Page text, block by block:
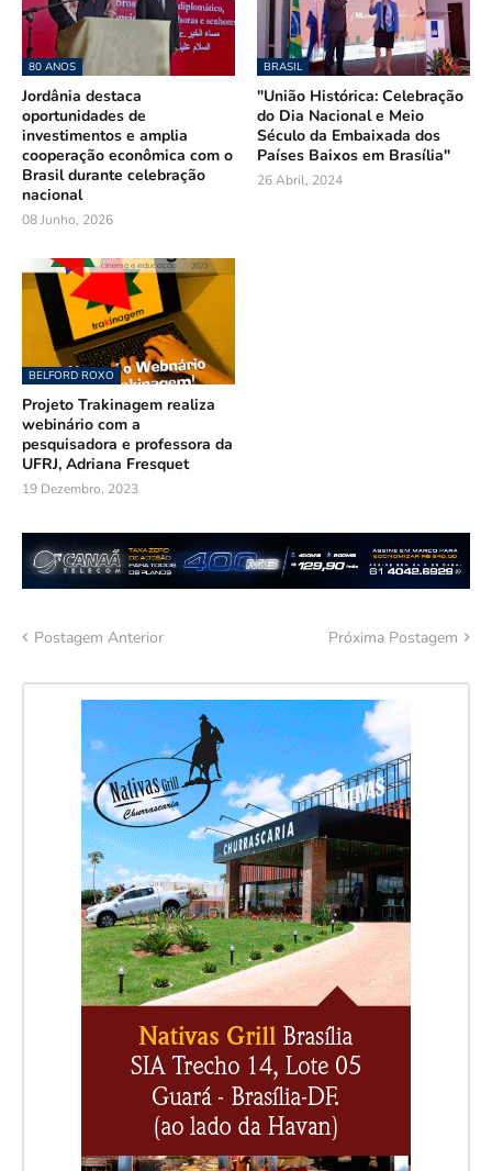
80 ANOS
Jordânia destaca
oportunidades de
investimentos e amplia
cooperação econômica com o
Brasil durante celebração
nacional
08 Junho, 2026
BRASIL
"União Histórica: Celebração
do Dia Nacional e Meio
Século da Embaixada dos
Países Baixos em Brasília"
26 Abril, 2024
BELFORD ROXO
Projeto Trakinagem realiza
webinário com a
pesquisadora e professora da
UFRJ, Adriana Fresquet
19 Dezembro, 2023
Postagem Anterior Próxima Postagem